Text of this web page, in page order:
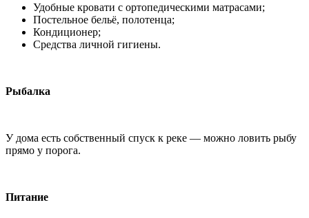
Удобные кровати с ортопедическими матрасами;
Постельное бельё, полотенца;
Кондиционер;
Средства личной гигиены.
Рыбалка
У дома есть собственный спуск к реке — можно ловить рыбу
прямо у порога.
Питание